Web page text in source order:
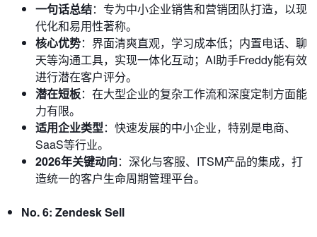
一句话总结：专为中小企业销售和营销团队打造，以现
代化和易用性著称。
核心优势：界面清爽直观，学习成本低；内置电话、聊
天等沟通工具，实现一体化互动；AI助手Freddy能有效
进行潜在客户评分。
潜在短板：在大型企业的复杂工作流和深度定制方面能
力有限。
适用企业类型：快速发展的中小企业，特别是电商、
SaaS等行业。
2026年关键动向：深化与客服、ITSM产品的集成，打
造统一的客户生命周期管理平台。
No. 6: Zendesk Sell